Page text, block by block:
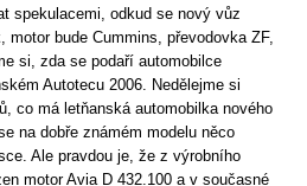
spekulacemi, odkud se nový vůz
bude Cummins, převodovka ZF,
si, zda se podaří automobilce
Autotecu 2006. Nedělejme si
co má letňanská automobilka nového
na dobře známém modelu něco
Ale pravdou je, že z výrobního
motor Avia D 432.100 a v současné